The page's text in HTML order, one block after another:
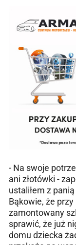
- Na swoje
ani złotówki -
ustaliłem z
Bąkowie, że
zamontowany
sprawić, że już
domu dziecka